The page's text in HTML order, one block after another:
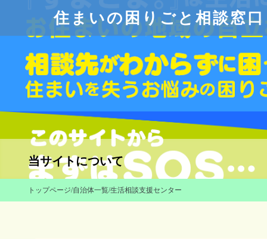
住まいの困りごと相談窓口
当サイトについて
トップページ/自治体一覧/生活相談支援センター